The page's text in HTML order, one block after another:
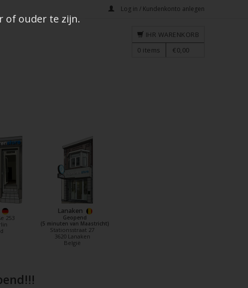
Log in / Kundenkonto anlegen
IHR WARENKORB
0 items €0,00
253
Lanaken
Geopend
(5 minuten van Maastricht)
Stationsstraat 27
3620 Lanaken
België
of ouder te zijn.